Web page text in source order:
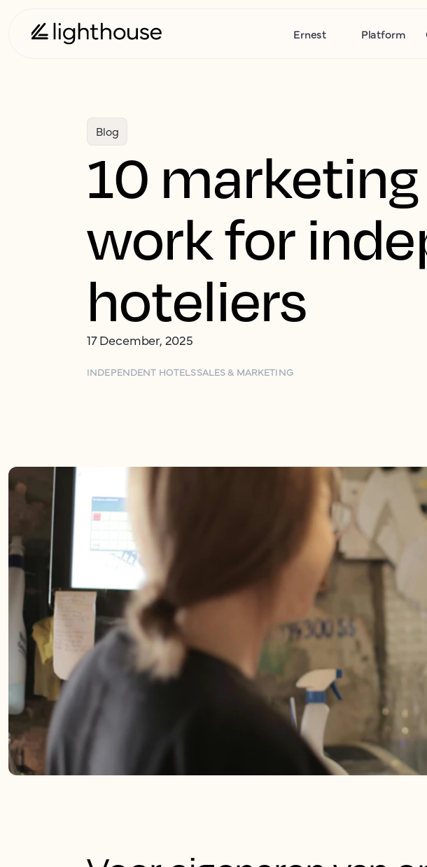
Ernest Platform
Blog
10
work for
hoteliers
17 December, 2025
INDEPENDENT HOTELSSALES & MARKETING